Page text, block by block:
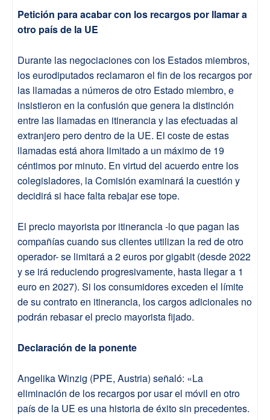
Petición para acabar con los recargos por llamar a
otro país de la UE
Durante las negociaciones con los Estados miembros,
los eurodiputados reclamaron el fin de los recargos por
las llamadas a números de otro Estado miembro, e
insistieron en la confusión que genera la distinción
entre las llamadas en itinerancia y las efectuadas al
extranjero pero dentro de la UE. El coste de estas
llamadas está ahora limitado a un máximo de 19
céntimos por minuto. En virtud del acuerdo entre los
colegisladores, la Comisión examinará la cuestión y
decidirá si hace falta rebajar ese tope.
El precio mayorista por itinerancia -lo que pagan las
compañías cuando sus clientes utilizan la red de otro
operador- se limitará a 2 euros por gigabit (desde 2022
y se irá reduciendo progresivamente, hasta llegar a 1
euro en 2027). Si los consumidores exceden el límite
de su contrato en itinerancia, los cargos adicionales no
podrán rebasar el precio mayorista fijado.
Declaración de la ponente
Angelika Winzig (PPE, Austria) señaló: «La
eliminación de los recargos por usar el móvil en otro
país de la UE es una historia de éxito sin precedentes.